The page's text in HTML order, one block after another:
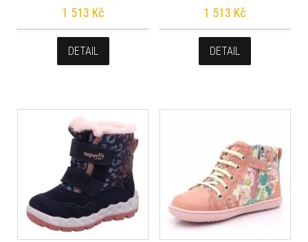
1 513 Kč
DETAIL
1 513 Kč
DETAIL